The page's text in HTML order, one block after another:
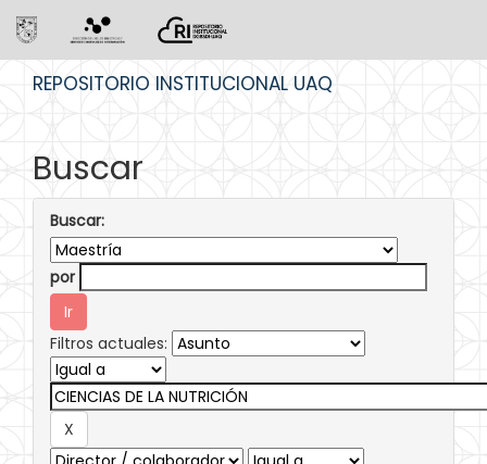
REPOSITORIO INSTITUCIONAL UAQ
Buscar
Buscar:
por
Filtros actuales: